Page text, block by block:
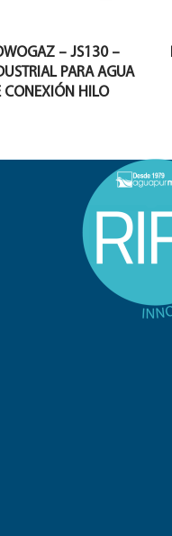
– JS130 –
PARA AGUA
CONEXIÓN HILO